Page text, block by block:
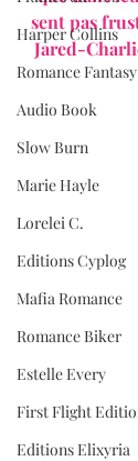
Harper Collins
Romance Fantasy
Audio Book
Slow Burn
Marie Hayle
Lorelei C.
Editions Cyplog
Mafia Romance
Romance Biker
Estelle Every
First Flight
Editions Elixyria
sent pas
Jared-